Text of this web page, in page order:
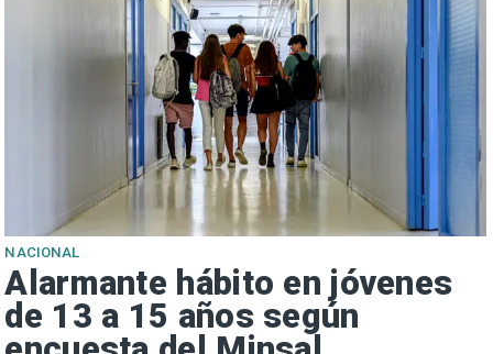
NACIONAL
Alarmante hábito en jóvenes
de 13 a 15 años según